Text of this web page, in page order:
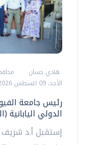
هادي حسان
الأحد، 09 اغسطس 2026 08:58 م
رئيس جامعة
الدولي اليابانية
إستقبل أ.د شريف